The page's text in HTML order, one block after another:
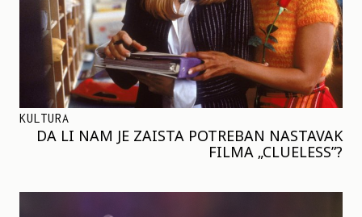
KULTURA
DA LI NAM JE ZAISTA POTREBAN NASTAVAK
FILMA „CLUELESS”?